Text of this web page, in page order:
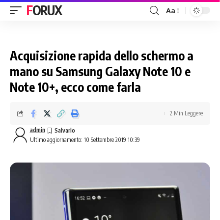
FORUX Aa
Acquisizione rapida dello schermo a
mano su Samsung Galaxy Note 10 e
Note 10+, ecco come farla
Ultimo aggiornamento: 10 Settembre 2019 10:39
admin
2 Min Leggere